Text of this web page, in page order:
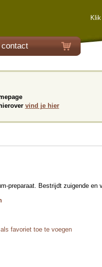
contact
vind je hier
preparaat. Bestrijdt zuigende en
favoriet toe te voegen